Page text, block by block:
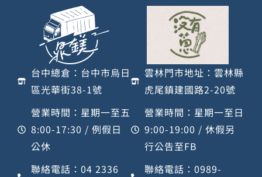
台中總倉：台中市烏日
區光華街38-1號
營業時間：星期一至五
8:00-17:30 / 例假日
公休
聯絡電話：04 2336
雲林門市地址：雲林縣
虎尾鎮建國路2-20號
營業時間：星期一至日
9:00-19:00 / 休假另
行公告至FB
聯絡電話：0989-